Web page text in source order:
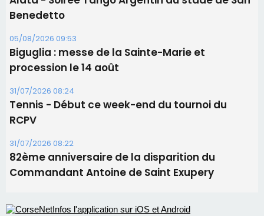
31/07/2026 08:22
82ème anniversaire de la disparition du
Commandant Antoine de Saint Exupery
Les plus lus
Satine Nomary est la nouvelle Miss Corse 2026
d'un spectacle qui ne reviendra pas avant 2081
Bastia – Le festival Porto Latino évacué en urgence
avant le concert de Mosimann
consommation en recul dans les restaurants